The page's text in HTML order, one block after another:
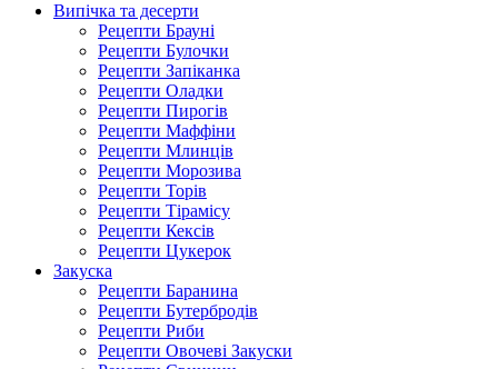
Випічка та десерти
Рецепти Брауні
Рецепти Булочки
Рецепти Запіканка
Рецепти Оладки
Рецепти Пирогів
Рецепти Маффіни
Рецепти Млинців
Рецепти Морозива
Рецепти Торів
Рецепти Тірамісу
Рецепти Кексів
Рецепти Цукерок
Закуска
Рецепти Баранина
Рецепти Бутербродів
Рецепти Риби
Рецепти Овочеві Закуски